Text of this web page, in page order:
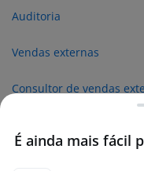
Auditoria
Vendas externas
Consultor de vendas
É ainda mais fácil